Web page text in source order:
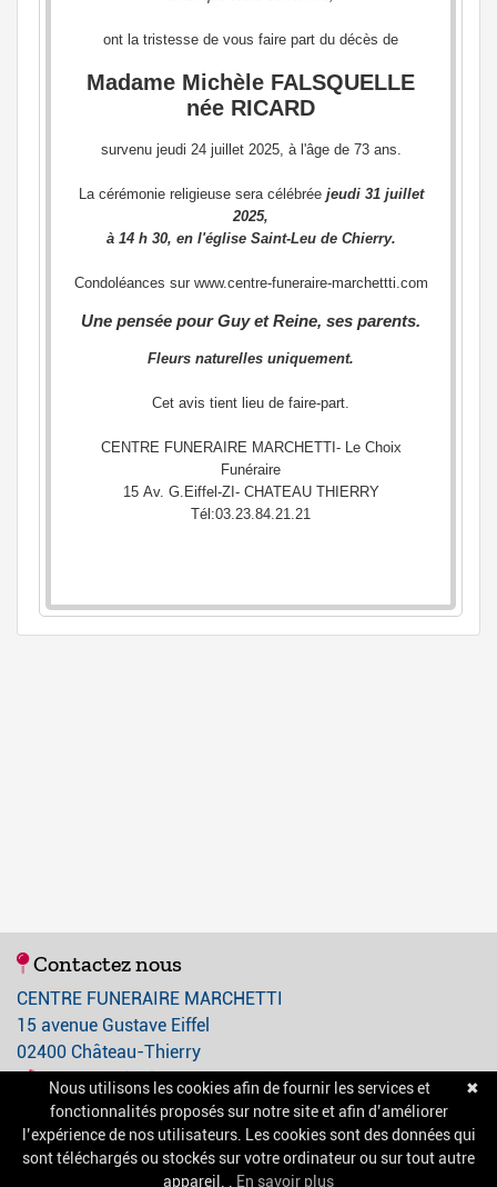
Contactez nous
CENTRE FUNERAIRE MARCHETTI
15 avenue Gustave Eiffel
02400 Château-Thierry
03 23 84 21 21
contact@centre-funeraire-marchetti.com
✖
Nous utilisons les cookies afin de fournir les services et
fonctionnalités proposés sur notre site et afin d’améliorer
l’expérience de nos utilisateurs. Les cookies sont des données qui
sont téléchargés ou stockés sur votre ordinateur ou sur tout autre
appareil. .
En savoir plus